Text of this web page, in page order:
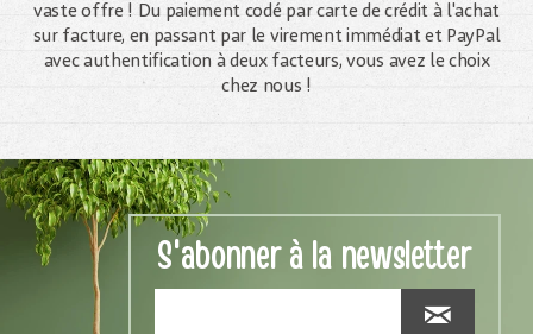
vaste offre ! Du paiement codé par carte de crédit à l'achat
sur facture, en passant par le virement immédiat et PayPal
avec authentification à deux facteurs, vous avez le choix
chez nous !
S'abonner à la newsletter